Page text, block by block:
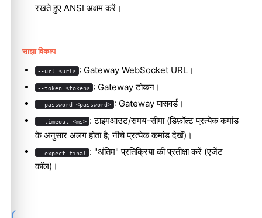
रखते हुए ANSI अक्षम करें।
साझा विकल्प
--url <url> : Gateway WebSocket URL।
--token <token> : Gateway टोकन।
--password <password> : Gateway पासवर्ड।
--timeout <ms> : टाइमआउट/समय-सीमा (डिफ़ॉल्ट प्रत्येक कमांड
के अनुसार अलग होता है; नीचे प्रत्येक कमांड देखें)।
--expect-final
: "अंतिम" प्रतिक्रिया की प्रतीक्षा करें (एजेंट
कॉल)।